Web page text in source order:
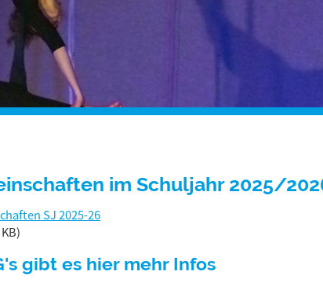
im Schuljahr 2025/
SJ 2025-26
gibt es hier mehr Infos